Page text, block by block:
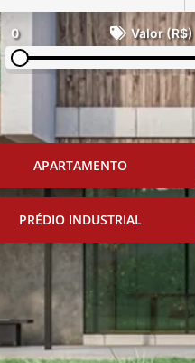
0 Valor (R$)
APARTAMENTO
PRÉDIO INDUSTRIAL